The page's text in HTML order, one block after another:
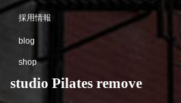
採用情報
blog
shop
studio Pilates remove